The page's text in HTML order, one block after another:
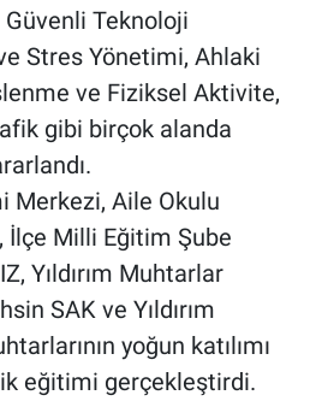
Teknoloji
Stres Yönetimi, Ahlaki
ve Fiziksel Aktivite,
gibi birçok alanda
Merkezi, Aile Okulu
İlçe Milli Eğitim Şube
Yıldırım Muhtarlar
SAK ve Yıldırım
yoğun katılımı
eğitimi gerçekleştirdi.